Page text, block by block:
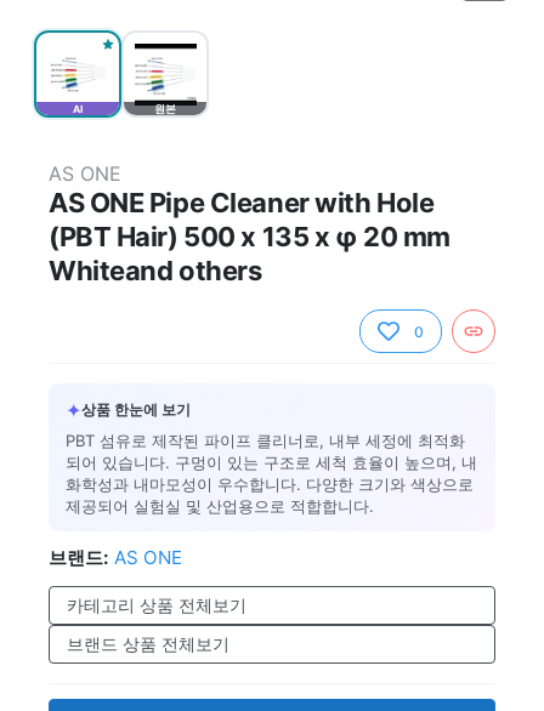
AI 원본
AS ONE
AS ONE Pipe Cleaner with Hole
(PBT Hair) 500 x 135 x φ 20 mm
Whiteand others
0
✦상품 한눈에 보기
PBT 섬유로 제작된 파이프 클리너로, 내부 세정에 최적화
되어 있습니다. 구멍이 있는 구조로 세척 효율이 높으며, 내
화학성과 내마모성이 우수합니다. 다양한 크기와 색상으로
제공되어 실험실 및 산업용으로 적합합니다.
브랜드: AS ONE
카테고리 상품 전체보기
브랜드 상품 전체보기